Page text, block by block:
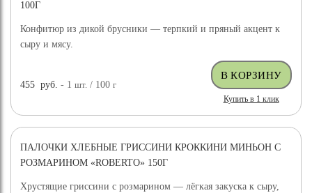
100Г
Конфитюр из дикой брусники — терпкий и пряный акцент к
сыру и мясу.
455 руб. - 1шт. / 100г
Купить в 1 клик
ПАЛОЧКИ ХЛЕБНЫЕ ГРИССИНИ КРОККИНИ МИНЬОН С
РОЗМАРИНОМ «ROBERTO» 150Г
Хрустящие гриссини с розмарином — лёгкая закуска к сыру,